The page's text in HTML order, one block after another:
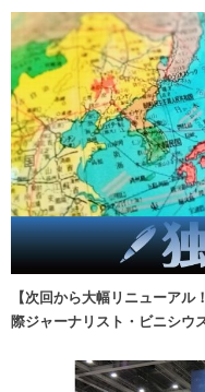
【次回から大幅リニューア
際ジャーナリスト・ビニシウ